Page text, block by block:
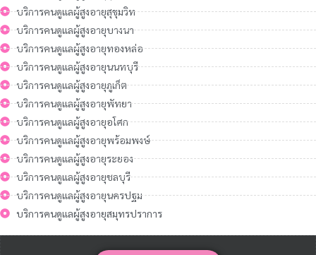
บริการคนดูแลผู้สูงอายุสุขุมวิท
บริการคนดูแลผู้สูงอายุบางนา
บริการคนดูแลผู้สูงอายุทองหล่อ
บริการคนดูแลผู้สูงอายุนนทบุรี
บริการคนดูแลผู้สูงอายุภูเก็ต
บริการคนดูแลผู้สูงอายุพัทยา
บริการคนดูแลผู้สูงอายุอโศก
บริการคนดูแลผู้สูงอายุพร้อมพงษ์
บริการคนดูแลผู้สูงอายุระยอง
บริการคนดูแลผู้สูงอายุชลบุรี
บริการคนดูแลผู้สูงอายุนครปฐม
บริการคนดูแลผู้สูงอายุสมุทรปราการ